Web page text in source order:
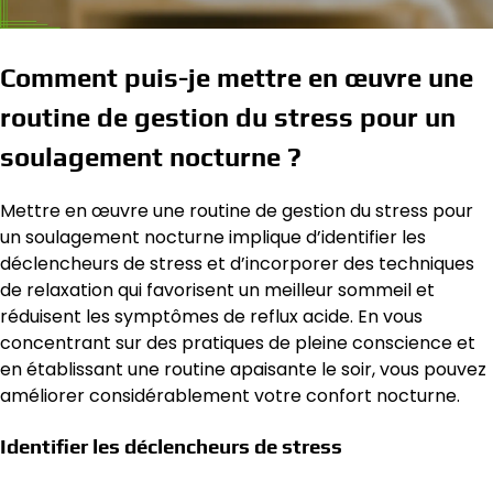
Comment puis-je mettre en œuvre une
routine de gestion du stress pour un
soulagement nocturne ?
Mettre en œuvre une routine de gestion du stress pour
un soulagement nocturne implique d’identifier les
déclencheurs de stress et d’incorporer des techniques
de relaxation qui favorisent un meilleur sommeil et
réduisent les symptômes de reflux acide. En vous
concentrant sur des pratiques de pleine conscience et
en établissant une routine apaisante le soir, vous pouvez
améliorer considérablement votre confort nocturne.
Identifier les déclencheurs de stress